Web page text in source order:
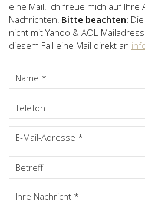
eine Mail. Ich freue mich auf Ihre
Nachrichten! Bitte beachten:
nicht mit Yahoo & AOL-
diesem Fall eine Mail direkt an